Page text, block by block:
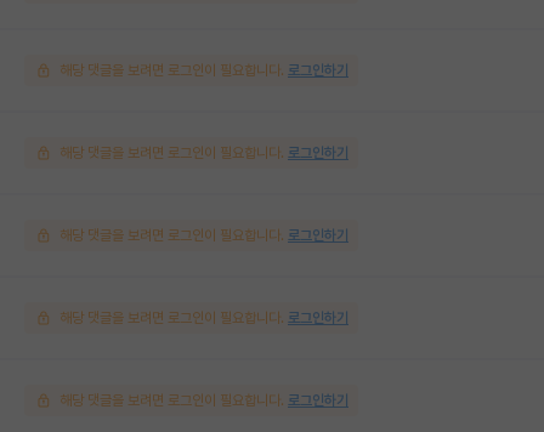
해당 댓글을 보려면 로그인이 필요합니다. 로그인하기
해당 댓글을 보려면 로그인이 필요합니다. 로그인하기
해당 댓글을 보려면 로그인이 필요합니다. 로그인하기
해당 댓글을 보려면 로그인이 필요합니다. 로그인하기
해당 댓글을 보려면 로그인이 필요합니다. 로그인하기